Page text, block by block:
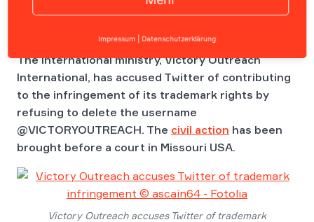
The international ministry, Victory Outreach
International, has accused Twitter of contributing
to the infringement of its trademark rights by
refusing to delete the username
@VICTORYOUTREACH. The civil action has been
brought before a court in Missouri USA.
Victory Outreach accuses Twitter of trademark
Impressum Datenschutzerklärung